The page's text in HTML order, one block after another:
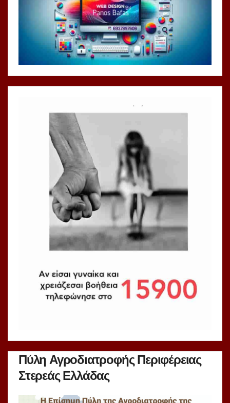
Πύλη Αγροδιατροφής Περιφέρειας
Στερεάς Ελλάδας